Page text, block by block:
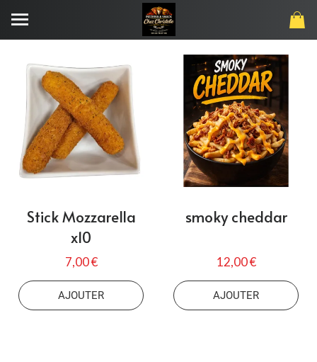
Stick Mozzarella
x10
7,00 €
AJOUTER
smoky cheddar
12,00 €
AJOUTER